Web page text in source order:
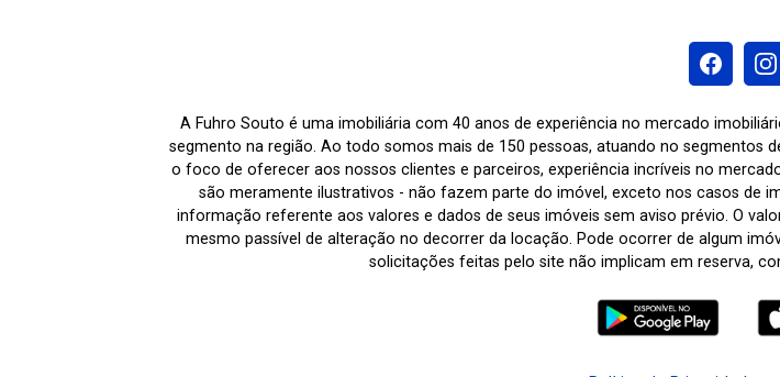
A Fuhro Souto é uma imobiliária com 40 anos de experiência no mercado
segmento na região. Ao todo somos mais de 150 pessoas, atuando no segmentos
o foco de oferecer aos nossos clientes e parceiros, experiência incríveis no
são meramente ilustrativos - não fazem parte do imóvel, exceto nos casos de
informação referente aos valores e dados de seus imóveis sem aviso prévio. O
mesmo passível de alteração no decorrer da locação. Pode ocorrer de algum
solicitações feitas pelo site não implicam em reserva,